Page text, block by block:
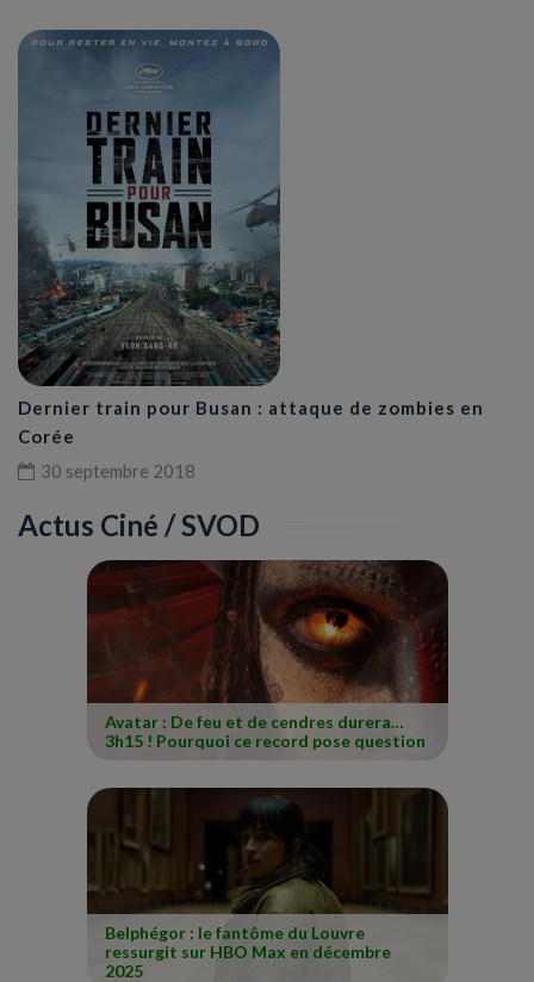
Dernier train pour Busan : attaque de zombies en
Corée
30 septembre 2018
Actus Ciné / SVOD
Avatar : De feu et de cendres durera…
3h15 ! Pourquoi ce record pose question
Belphégor : le fantôme du Louvre
ressurgit sur HBO Max en décembre
2025